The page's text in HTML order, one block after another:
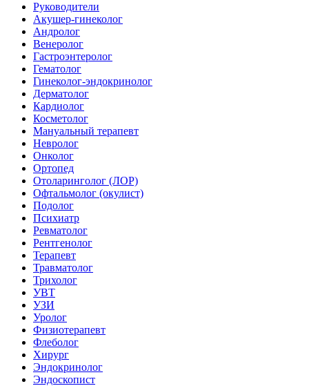
Руководители
Акушер-гинеколог
Андролог
Венеролог
Гастроэнтеролог
Гематолог
Гинеколог-эндокринолог
Дерматолог
Кардиолог
Косметолог
Мануальный терапевт
Невролог
Онколог
Ортопед
Отоларинголог (ЛОР)
Офтальмолог (окулист)
Подолог
Психиатр
Ревматолог
Рентгенолог
Терапевт
Травматолог
Трихолог
УВТ
УЗИ
Уролог
Физиотерапевт
Флеболог
Хирург
Эндокринолог
Эндоскопист